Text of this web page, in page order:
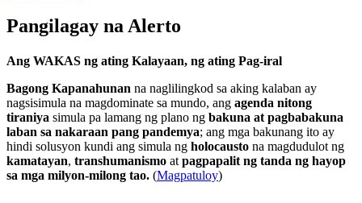
Pangilagay na Alerto
Ang WAKAS ng ating Kalayaan, ng ating Pag-iral
Bagong Kapanahunan na naglilingkod sa aking kalaban ay
nagsisimula na magdominate sa mundo, ang agenda nitong
tiraniya simula pa lamang ng plano ng bakuna at pagbabakuna
laban sa nakaraan pang pandemya; ang mga bakunang ito ay
hindi solusyon kundi ang simula ng holocausto na magdudulot ng
kamatayan, transhumanismo at pagpapalit ng tanda ng hayop
sa mga milyon-milong tao. (Magpatuloy)